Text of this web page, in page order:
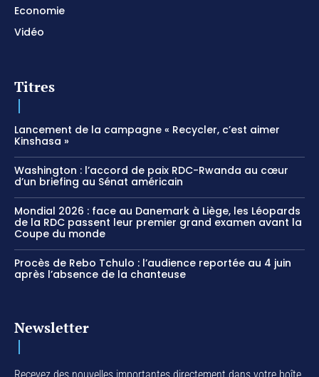
Economie
Vidéo
Titres
Lancement de la campagne « Recycler, c’est aimer
Kinshasa »
Washington : l’accord de paix RDC-Rwanda au cœur
d’un briefing au Sénat américain
Mondial 2026 : face au Danemark à Liège, les Léopards
de la RDC passent leur premier grand examen avant la
Coupe du monde
Procès de Rebo Tchulo : l’audience reportée au 4 juin
après l’absence de la chanteuse
Newsletter